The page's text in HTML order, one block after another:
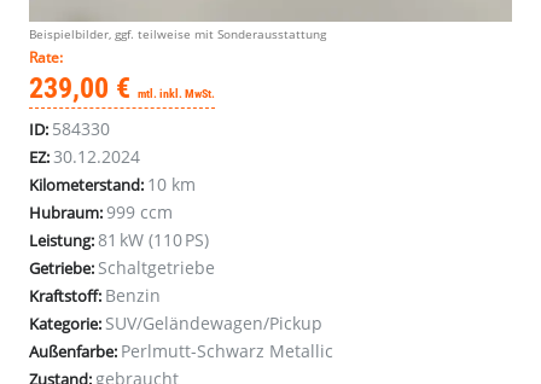
Beispielbilder, ggf. teilweise mit Sonderausstattung
Rate:
239,00 € mtl. inkl. MwSt.
ID: 584330
EZ:30.12.2024
Kilometerstand: 10 km
Hubraum:999 ccm
Leistung:81 kW (110 PS)
Getriebe: Schaltgetriebe
Kraftstoff: Benzin
Kategorie: SUV/Geländewagen/Pickup
Außenfarbe: Perlmutt-Schwarz Metallic
Zustand: gebraucht